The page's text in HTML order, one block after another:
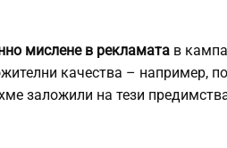
мислене в рекламата в
качества – например,
заложили на тези